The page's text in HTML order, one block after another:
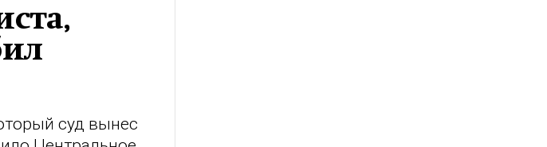
суд вынес